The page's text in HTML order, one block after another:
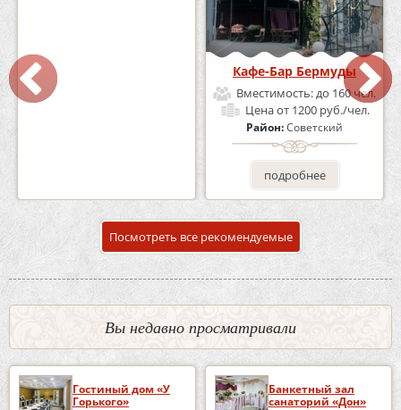
Кафе «Шишка»
Вместимость:
Кафе-Бар Бермуды
Вместимость:до 160 чел.
Ценаот 1200 руб./чел.
Район:Советский
подробнее
Посмотреть все рекомендуемые
Вы недавно просматривали
Гостиный дом «У
Горького»
Банкетный зал
санаторий «Дон»